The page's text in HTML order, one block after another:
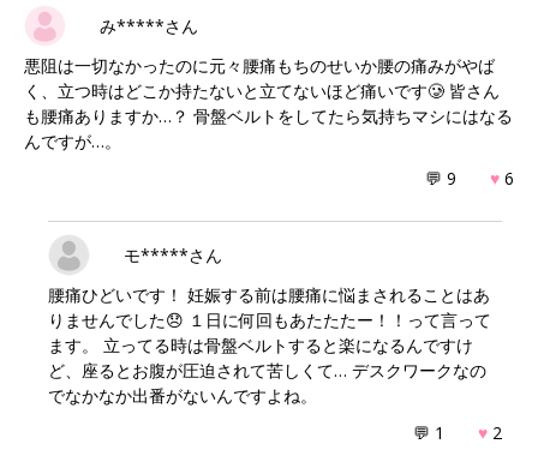
み*****さん
悪阻は一切なかったのに元々腰痛もちのせいか腰の痛みがやば
く、立つ時はどこか持たないと立てないほど痛いです🥲 皆さん
も腰痛ありますか…？ 骨盤ベルトをしてたら気持ちマシにはなる
んですが…。
💬 9 ♥ 6
モ*****さん
腰痛ひどいです！ 妊娠する前は腰痛に悩まされることはあ
りませんでした😞 １日に何回もあたたたー！！って言って
ます。 立ってる時は骨盤ベルトすると楽になるんですけ
ど、座るとお腹が圧迫されて苦しくて… デスクワークなの
でなかなか出番がないんですよね。
💬 1 ♥ 2